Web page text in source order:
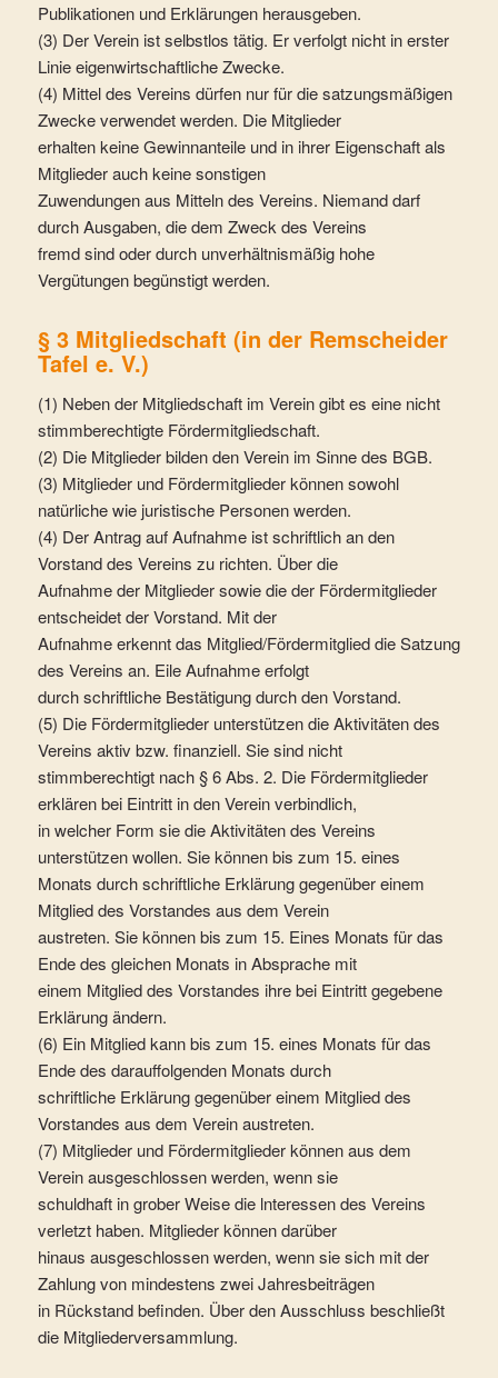
Publikationen und Erklärungen herausgeben.
(3) Der Verein ist selbstlos tätig. Er verfolgt nicht in erster
Linie eigenwirtschaftliche Zwecke.
(4) Mittel des Vereins dürfen nur für die satzungsmäßigen
Zwecke verwendet werden. Die Mitglieder
erhalten keine Gewinnanteile und in ihrer Eigenschaft als
Mitglieder auch keine sonstigen
Zuwendungen aus Mitteln des Vereins. Niemand darf
durch Ausgaben, die dem Zweck des Vereins
fremd sind oder durch unverhältnismäßig hohe
Vergütungen begünstigt werden.
§ 3 Mitgliedschaft (in der Remscheider
Tafel e. V.)
(1) Neben der Mitgliedschaft im Verein gibt es eine nicht
stimmberechtigte Fördermitgliedschaft.
(2) Die Mitglieder bilden den Verein im Sinne des BGB.
(3) Mitglieder und Fördermitglieder können sowohl
natürliche wie juristische Personen werden.
(4) Der Antrag auf Aufnahme ist schriftlich an den
Vorstand des Vereins zu richten. Über die
Aufnahme der Mitglieder sowie die der Fördermitglieder
entscheidet der Vorstand. Mit der
Aufnahme erkennt das Mitglied/Fördermitglied die Satzung
des Vereins an. Eile Aufnahme erfolgt
durch schriftliche Bestätigung durch den Vorstand.
(5) Die Fördermitglieder unterstützen die Aktivitäten des
Vereins aktiv bzw. finanziell. Sie sind nicht
stimmberechtigt nach § 6 Abs. 2. Die Fördermitglieder
erklären bei Eintritt in den Verein verbindlich,
in welcher Form sie die Aktivitäten des Vereins
unterstützen wollen. Sie können bis zum 15. eines
Monats durch schriftliche Erklärung gegenüber einem
Mitglied des Vorstandes aus dem Verein
austreten. Sie können bis zum 15. Eines Monats für das
Ende des gleichen Monats in Absprache mit
einem Mitglied des Vorstandes ihre bei Eintritt gegebene
Erklärung ändern.
(6) Ein Mitglied kann bis zum 15. eines Monats für das
Ende des darauffolgenden Monats durch
schriftliche Erklärung gegenüber einem Mitglied des
Vorstandes aus dem Verein austreten.
(7) Mitglieder und Fördermitglieder können aus dem
Verein ausgeschlossen werden, wenn sie
schuldhaft in grober Weise die lnteressen des Vereins
verletzt haben. Mitglieder können darüber
hinaus ausgeschlossen werden, wenn sie sich mit der
Zahlung von mindestens zwei Jahresbeiträgen
in Rückstand befinden. Über den Ausschluss beschließt
die Mitgliederversammlung.